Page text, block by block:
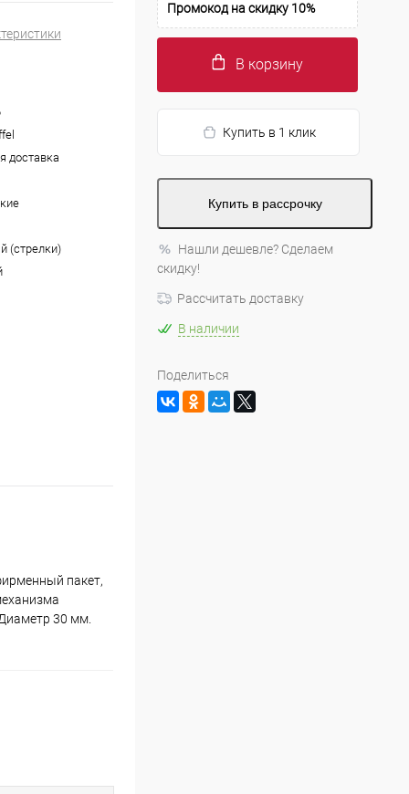
доставка
(стрелки)
пакет,
30 мм.
Промокод на скидку 10%
В корзину
Купить в 1 клик
Купить в рассрочку
Нашли дешевле? Сделаем
скидку!
Рассчитать доставку
В наличии
Поделиться